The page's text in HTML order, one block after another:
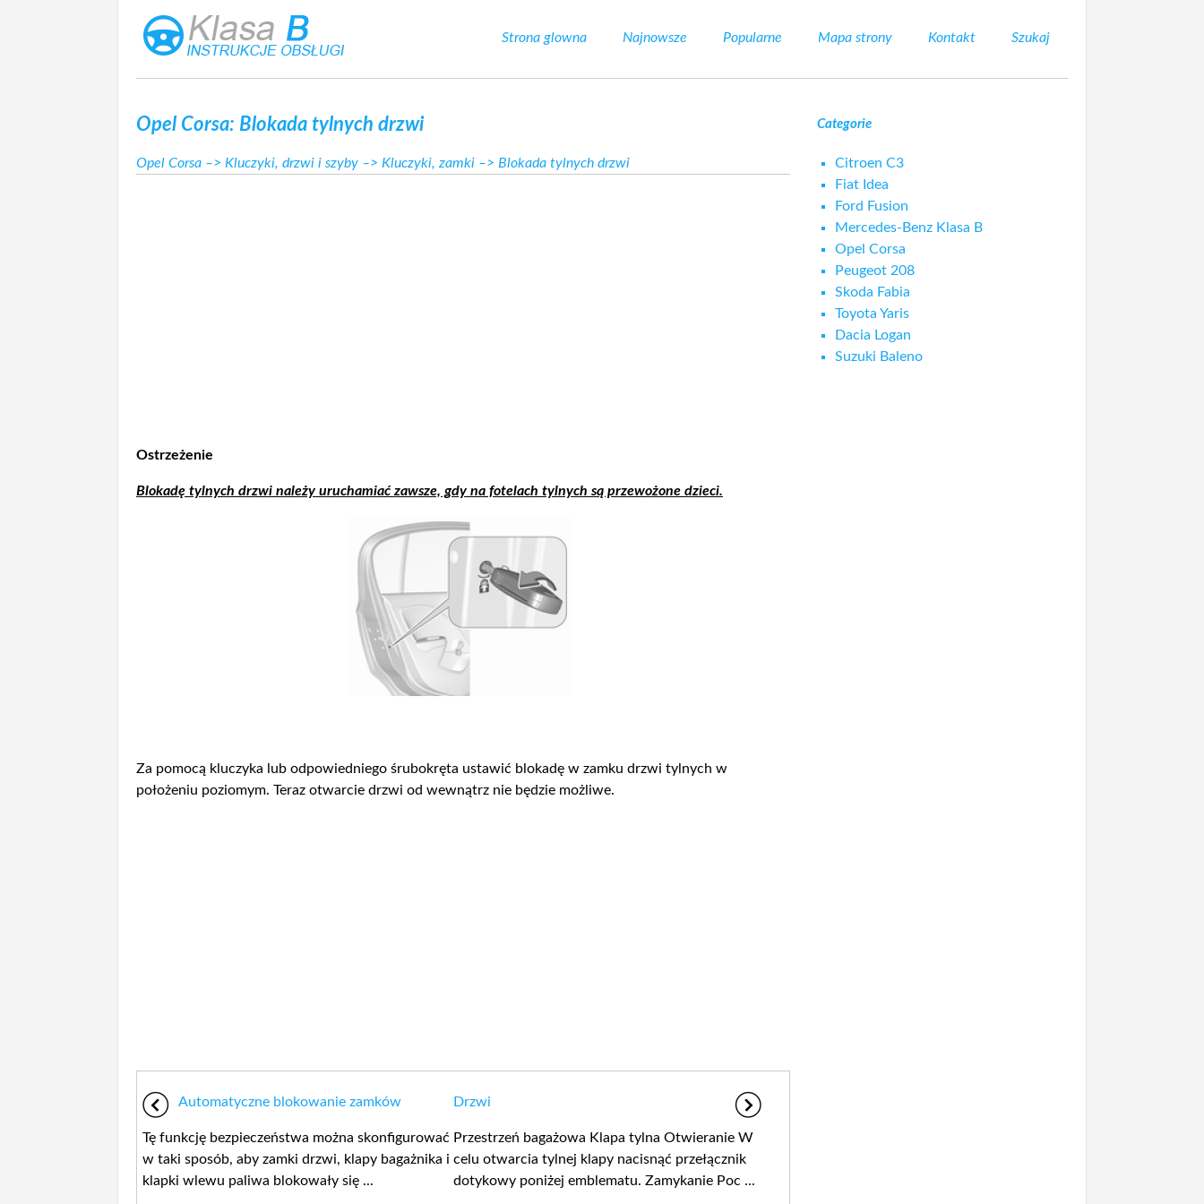
Strona glowna Najnowsze Popularne Mapa strony Kontakt Szukaj
Opel Corsa: Blokada tylnych drzwi
Opel Corsa –> Kluczyki, drzwi i szyby –> Kluczyki, zamki –> Blokada tylnych drzwi
Ostrzeżenie
Blokadę tylnych drzwi należy uruchamiać zawsze, gdy na fotelach tylnych są przewożone dzieci.
Za pomocą kluczyka lub odpowiedniego śrubokręta ustawić blokadę w zamku drzwi tylnych w
położeniu poziomym. Teraz otwarcie drzwi od wewnątrz nie będzie możliwe.
Automatyczne blokowanie zamków
Tę funkcję bezpieczeństwa można skonfigurować
w taki sposób, aby zamki drzwi, klapy bagażnika i
klapki wlewu paliwa blokowały się ...
Drzwi
Przestrzeń bagażowa Klapa tylna Otwieranie W
celu otwarcia tylnej klapy nacisnąć przełącznik
dotykowy poniżej emblematu. Zamykanie Poc ...
Categorie
Citroen C3
Fiat Idea
Ford Fusion
Mercedes-Benz Klasa B
Opel Corsa
Peugeot 208
Skoda Fabia
Toyota Yaris
Dacia Logan
Suzuki Baleno